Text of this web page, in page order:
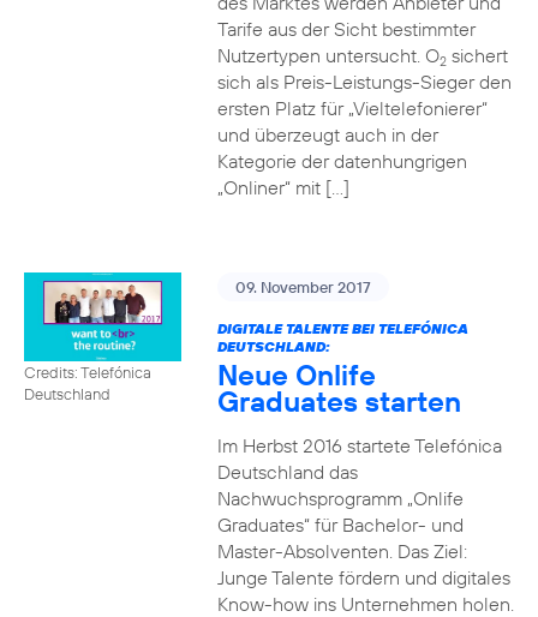
Tarife aus der Sicht bestimmter
Nutzertypen untersucht. O2sichert
sich als Preis-Leistungs-Sieger den
ersten Platz für „Vieltelefonierer“
und überzeugt auch in der
Kategorie der datenhungrigen
„Onliner“ mit […]
Credits: Telefónica
Deutschland
09. November 2017
DIGITALE TALENTE BEI TELEFÓNICA
DEUTSCHLAND:
Neue Onlife
Graduates starten
Im Herbst 2016 startete Telefónica
Deutschland das
Nachwuchsprogramm „Onlife
Graduates“ für Bachelor- und
Master-Absolventen. Das Ziel:
Junge Talente fördern und digitales
Know-how ins Unternehmen holen.